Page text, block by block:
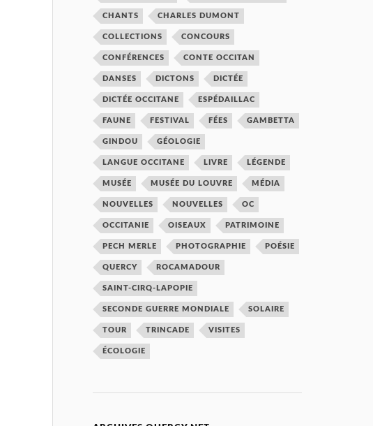
CHANTS CHARLES DUMONT
COLLECTIONS CONCOURS
CONFÉRENCES CONTE OCCITAN
DANSES DICTONS DICTÉE
DICTÉE OCCITANE ESPÉDAILLAC
FAUNE FESTIVAL FÉES GAMBETTA
GINDOU GÉOLOGIE
LANGUE OCCITANE LIVRE LÉGENDE
MUSÉE MUSÉE DU LOUVRE MÉDIA
NOUVELLES NOUVELLES OC
OCCITANIE OISEAUX PATRIMOINE
PECH MERLE PHOTOGRAPHIE POÉSIE
QUERCY ROCAMADOUR
SAINT-CIRQ-LAPOPIE
SECONDE GUERRE MONDIALE SOLAIRE
TOUR TRINCADE VISITES
ÉCOLOGIE